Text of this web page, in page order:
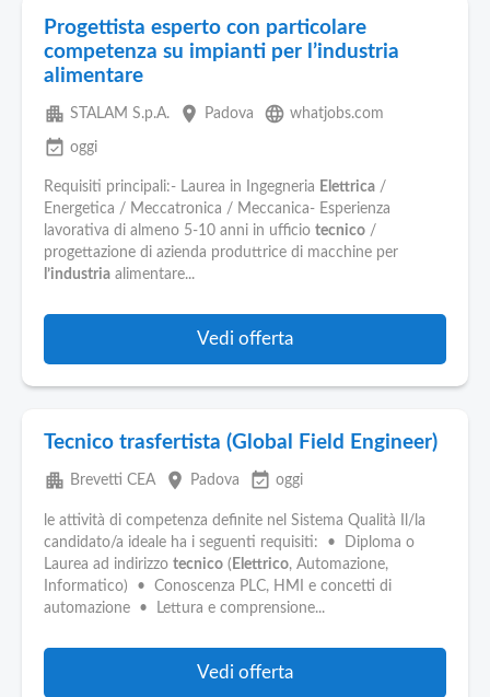
Progettista esperto con particolare
competenza su impianti per l’industria
alimentare
apartment STALAM S.p.A. place Padova language whatjobs.com
event_available oggi
Requisiti principali:- Laurea in Ingegneria Elettrica /
Energetica / Meccatronica / Meccanica- Esperienza
lavorativa di almeno 5-10 anni in ufficio tecnico /
progettazione di azienda produttrice di macchine per
l’industria alimentare...
Vedi offerta
Tecnico trasfertista (Global Field Engineer)
apartment Brevetti CEA place Padova event_available oggi
le attività di competenza definite nel Sistema Qualità Il/la
candidato/a ideale ha i seguenti requisiti: • Diploma o
Laurea ad indirizzo tecnico ( Elettrico, Automazione,
Informatico) • Conoscenza PLC, HMI e concetti di
automazione • Lettura e comprensione...
Vedi offerta